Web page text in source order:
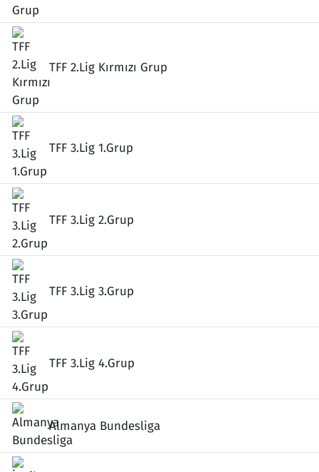
TFF 2.Lig Kırmızı Grup
TFF 3.Lig 1.Grup
TFF 3.Lig 2.Grup
TFF 3.Lig 3.Grup
TFF 3.Lig 4.Grup
Almanya Bundesliga